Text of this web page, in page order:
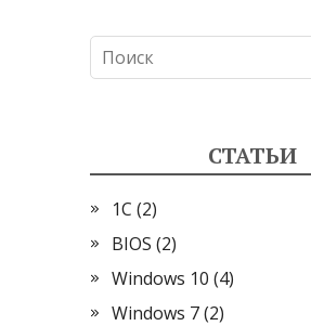
СТАТЬИ
1С (2)
BIOS (2)
Windows 10 (4)
Windows 7(2)